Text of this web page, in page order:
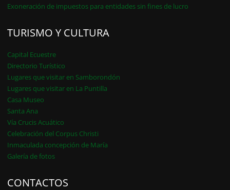
Exoneración de impuestos para entidades sin fines de lucro
TURISMO Y CULTURA
Capital Ecuestre
Directorio Turístico
Lugares que visitar en Samborondón
Lugares que visitar en La Puntilla
Casa Museo
Santa Ana
Vía Crucis Acuático
Celebración del Corpus Christi
Inmaculada concepción de María
Galería de fotos
CONTACTOS